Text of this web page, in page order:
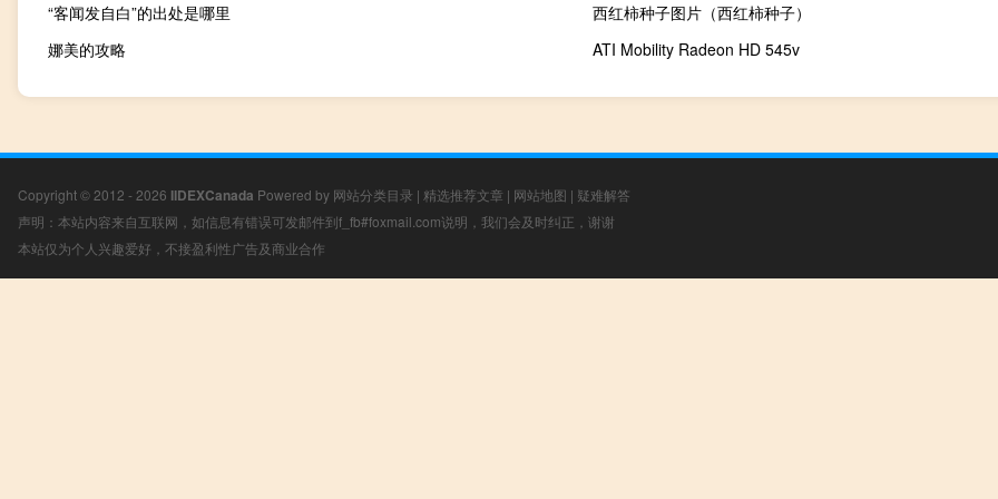
“客闻发自白”的出处是哪里
西红柿种子图片（西红柿种子）
娜美的攻略
ATI Mobility Radeon HD 545v
Copyright © 2012 - 2026 IIDEXCanada Powered by 网站分类目录 | 精选推荐文章 | 网站地图 | 疑难解答
声明：本站内容来自互联网，如信息有错误可发邮件到f_fb#foxmail.com说明，我们会及时纠正，谢谢
本站仅为个人兴趣爱好，不接盈利性广告及商业合作